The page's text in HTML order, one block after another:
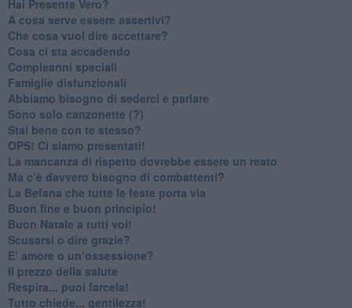
​Hai Presente Vero?
A cosa serve essere assertivi?
​Che cosa vuol dire accettare?
​Cosa ci sta accadendo
​Compleanni speciali
​Famiglie disfunzionali
​Abbiamo bisogno di sederci e parlare
Sono solo canzonette (?)
​Stai bene con te stesso?
​OPS! Ci siamo presentati!
​La mancanza di rispetto dovrebbe essere un reato
​Ma c’è davvero bisogno di combattenti?
​La Befana che tutte le feste porta via
Buon fine e buon principio!
​Buon Natale a tutti voi!
​Scusarsi o dire grazie?
​E’ amore o un’ossessione?
​Il prezzo della salute
​Respira... puoi farcela!
​Tutto chiede... gentilezza!